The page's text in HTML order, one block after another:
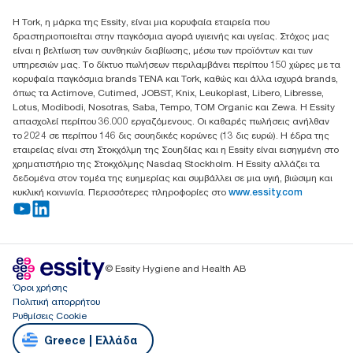
17th klm.National Road Athens-Lamia &2 Kalamatas
14564 N.Kifissia, Athens-Greece
Mob: +306932474930 (για Ελλάδα & Κύπρο)
Η Tork, η μάρκα της Essity, είναι μια κορυφαία εταιρεία που
δραστηριοποιείται στην παγκόσμια αγορά υγιεινής και υγείας. Στόχος μας
είναι η βελτίωση των συνθηκών διαβίωσης, μέσω των προϊόντων και των
υπηρεσιών μας. Το δίκτυο πωλήσεων περιλαμβάνει περίπου 150 χώρες με τα
κορυφαία παγκόσμια brands TENA και Tork, καθώς και άλλα ισχυρά brands,
όπως τα Actimove, Cutimed, JOBST, Knix, Leukoplast, Libero, Libresse,
Lotus, Modibodi, Nosotras, Saba, Tempo, TOM Organic και Zewa. Η Essity
απασχολεί περίπου 36.000 εργαζόμενους. Οι καθαρές πωλήσεις ανήλθαν
το 2024 σε περίπου 146 δις σουηδικές κορώνες (13 δις ευρώ). Η έδρα της
εταιρείας είναι στη Στοκχόλμη της Σουηδίας και η Essity είναι εισηγμένη στο
χρηματιστήριο της Στοκχόλμης Nasdaq Stockholm. Η Essity αλλάζει τα
δεδομένα στον τομέα της ευημερίας και συμβάλλει σε μια υγιή, βιώσιμη και
κυκλική κοινωνία. Περισσότερες πληροφορίες στο www.essity.com
© Essity Hygiene and Health AB
Όροι χρήσης
Πολιτική απορρήτου
Ρυθμίσεις Cookie
Greece | Ελλάδα